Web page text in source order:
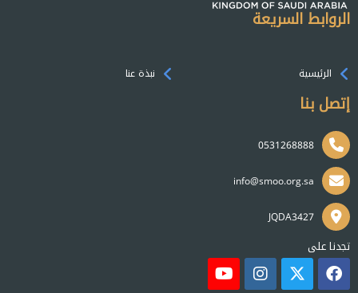
الروابط السريعة
الرئيسية نبذة عنا
إتصل بنا
0531268888
info@smoo.org.sa
JQDA3427
تجدنا على